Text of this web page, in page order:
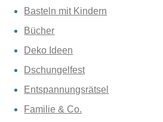
Basteln mit Kindern
Bücher
Deko Ideen
Dschungelfest
Entspannungsrätsel
Familie & Co.